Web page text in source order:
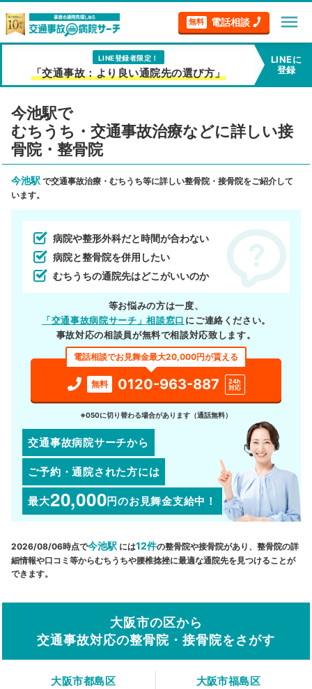
無料 電話相談 menu
LINE登録者限定！
「交通事故：より良い通院先の選び方」
LINEに
登録
今池駅で
むちうち・交通事故治療などに詳しい接
骨院・整骨院
今池駅 で交通事故治療・むちうち等に詳しい整骨院・接骨院をご紹介して
います。
病院や整形外科だと時間が合わない
病院と整骨院を併用したい
むちうちの通院先はどこがいいのか
等お悩みの方は一度、
「交通事故病院サーチ」相談窓口 にご連絡ください。
事故対応の相談員が無料で相談対応致します。
電話相談でお見舞金最大20,000円が貰える
無料 0120-963-887
24h
対応
※050に切り替わる場合があります（通話無料）
交通事故病院サーチから
ご予約・通院された方には
最大20,000円のお見舞金支給中！
2026/08/06時点で今池駅 には12件の整骨院や接骨院があり、整骨院の詳
細情報や口コミ等からむちうちや腰椎捻挫に最適な通院先を見つけることが
できます。
大阪市の区から
交通事故対応の整骨院・接骨院をさがす
大阪市都島区
大阪市福島区